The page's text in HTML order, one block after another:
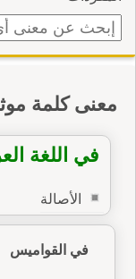
معنى كلمة
في اللغة
الأصالة
في القواميس